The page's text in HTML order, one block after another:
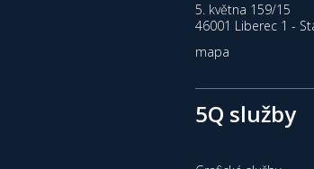
5. května 159/15
46001 Liberec 1 -
mapa
5Q služby